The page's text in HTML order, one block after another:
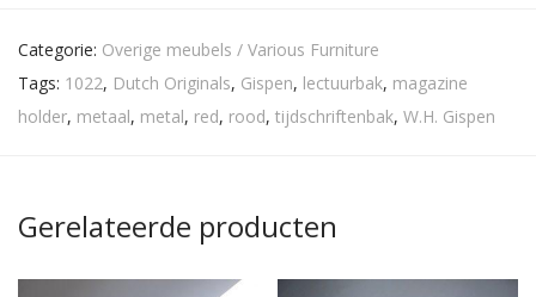
Categorie: Overige meubels / Various Furniture
Tags: 1022, Dutch Originals, Gispen, lectuurbak, magazine
holder, metaal, metal, red, rood, tijdschriftenbak, W.H. Gispen
Gerelateerde producten